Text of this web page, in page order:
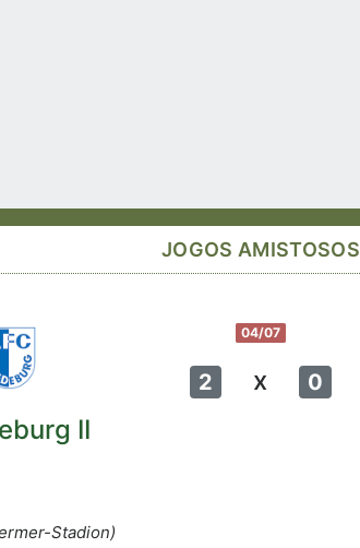
JOGOS AMISTOSOS
04/07
2 x 0
II
Stadion)